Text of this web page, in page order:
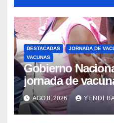
DESTACADAS JORNADA DE
VACUNAS
Gobierno
jornada de
Guaira para
epidemiológica
AGO 8, 2026 YENDI